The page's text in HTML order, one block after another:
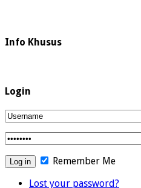
Info Khusus
Login
Remember Me
Lost your password?